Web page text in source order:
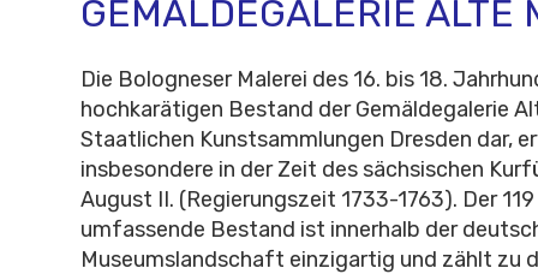
GEMÄLDEGALERIE ALTE
Die Bologneser Malerei des 16. bis 18.
hochkarätigen Bestand der Gemäldegalerie
Staatlichen Kunstsammlungen Dresden dar,
insbesondere in der Zeit des sächsischen
August II. (Regierungszeit 1733-1763). Der
umfassende Bestand ist innerhalb der
Museumslandschaft einzigartig und zählt zu